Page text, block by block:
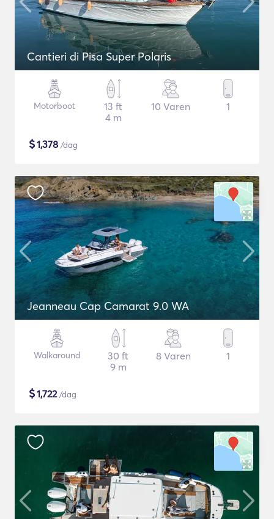
Cantieri di Pisa Super Polaris
Motorboot
13 ft
4 m
10 Varen 1
$1,378 /dag
Jeanneau Cap Camarat 9.0 WA
Walkaround
30 ft
9 m
8 Varen 1
$1,722/dag